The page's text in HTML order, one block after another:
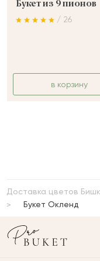
Букет из 9 пионов
/ 26
в корзину
Доставка цветов
Букет Окленд